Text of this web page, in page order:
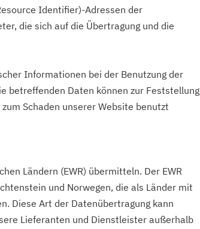
Identifier)-Adressen der
die sich auf die Übertragung und die
Informationen bei der Benutzung der
betreffenden Daten können zur Feststellung
Schaden unserer Website benutzt
Ländern (EWR) übermitteln. Der EWR
und Norwegen, die als Länder mit
Diese Art der Datenübertragung kann
Lieferanten und Dienstleister außerhalb